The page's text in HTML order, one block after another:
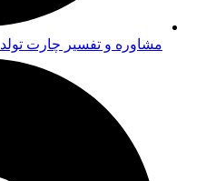
مشاوره و تفسیر چارت تولد